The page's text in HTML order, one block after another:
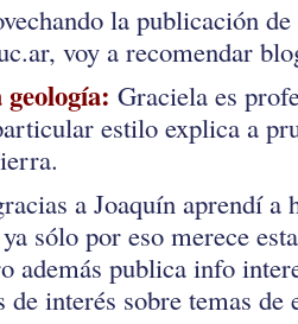
la publicación
voy a recomendar
Graciela es
estilo explica a
a Joaquín aprendí a
sólo por eso merece
además publica info
de interés sobre temas